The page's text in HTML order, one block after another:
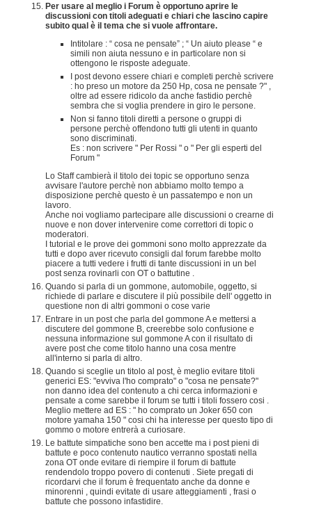
Per usare al meglio i Forum è opportuno aprire le
discussioni con titoli adeguati e chiari che lascino capire
subito qual è il tema che si vuole affrontare.
Intitolare : “ cosa ne pensate” ; “ Un aiuto please “ e
simili non aiuta nessuno e in particolare non si
ottengono le risposte adeguate.
I post devono essere chiari e completi perchè scrivere
: ho preso un motore da 250 Hp, cosa ne pensate ?" ,
oltre ad essere ridicolo da anche fastidio perchè
sembra che si voglia prendere in giro le persone.
Non si fanno titoli diretti a persone o gruppi di
persone perchè offendono tutti gli utenti in quanto
sono discriminati.
Es : non scrivere " Per Rossi " o " Per gli esperti del
Forum "
Lo Staff cambierà il titolo dei topic se opportuno senza
avvisare l'autore perchè non abbiamo molto tempo a
disposizione perchè questo è un passatempo e non un
lavoro.
Anche noi vogliamo partecipare alle discussioni o crearne di
nuove e non dover intervenire come correttori di topic o
moderatori.
I tutorial e le prove dei gommoni sono molto apprezzate da
tutti e dopo aver ricevuto consigli dal forum farebbe molto
piacere a tutti vedere i frutti di tante discussioni in un bel
post senza rovinarli con OT o battutine .
Quando si parla di un gommone, automobile, oggetto, si
richiede di parlare e discutere il più possibile dell' oggetto in
questione non di altri gommoni o cose varie
Entrare in un post che parla del gommone A e mettersi a
discutere del gommone B, creerebbe solo confusione e
nessuna informazione sul gommone A con il risultato di
avere post che come titolo hanno una cosa mentre
all'interno si parla di altro.
Quando si sceglie un titolo al post, è meglio evitare titoli
generici ES: "evviva l'ho comprato" o "cosa ne pensate?"
non danno idea del contenuto a chi cerca informazioni e
pensate a come sarebbe il forum se tutti i titoli fossero cosi .
Meglio mettere ad ES : " ho comprato un Joker 650 con
motore yamaha 150 " cosi chi ha interesse per questo tipo di
gommo o motore entrerà a curiosare.
Le battute simpatiche sono ben accette ma i post pieni di
battute e poco contenuto nautico verranno spostati nella
zona OT onde evitare di riempire il forum di battute
rendendolo troppo povero di contenuti . Siete pregati di
ricordarvi che il forum è frequentato anche da donne e
minorenni , quindi evitate di usare atteggiamenti , frasi o
battute che possono infastidire.